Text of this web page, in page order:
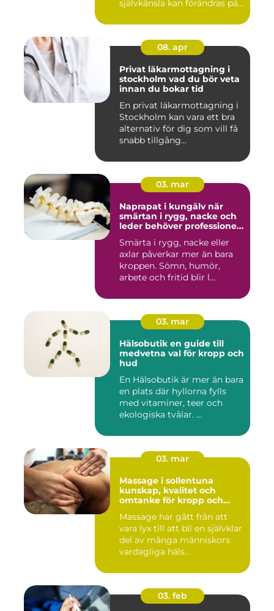
självkänsla kan förändras på
08. apr
Privat läkarmottagning i
stockholm vad du bör veta
innan du bokar tid
En privat läkarmottagning i
Stockholm kan vara ett bra
alternativ för dig som vill få
snabb tillgång...
03. mar
Naprapat i kungälv när
smärtan i rygg, nacke och
leder behöver professionell
Smärta i rygg, nacke eller
axlar påverkar mer än bara
kroppen. Sömn, humör,
arbete och fritid blir l...
03. mar
Hälsobutik en guide till
medvetna val för kropp och
hud
En Hälsobutik är mer än bara
en plats där hyllorna fylls
med vitaminer, teer och
ekologiska tvålar. ...
03. mar
Massage i sollentuna
kunskap, kvalitet och
omtanke för kropp och
Massage har gått från att
vara lyx till att bli en självklar
del av många människors
vardagliga häls...
03. feb